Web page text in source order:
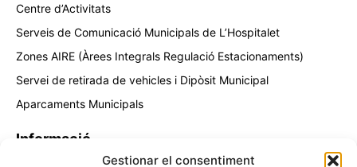
Gestionar el consentiment
Centre d’Activitats
Serveis de Comunicació Municipals de L’Hospitalet
Zones AIRE (Àrees Integrals Regulació Estacionaments)
Servei de retirada de vehicles i Dipòsit Municipal
Aparcaments Municipals
Informació